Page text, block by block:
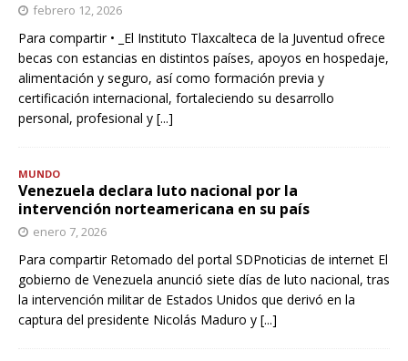
febrero 12, 2026
Para compartir • _El Instituto Tlaxcalteca de la Juventud ofrece
becas con estancias en distintos países, apoyos en hospedaje,
alimentación y seguro, así como formación previa y
certificación internacional, fortaleciendo su desarrollo
personal, profesional y [...]
MUNDO
Venezuela declara luto nacional por la
intervención norteamericana en su país
enero 7, 2026
Para compartir Retomado del portal SDPnoticias de internet El
gobierno de Venezuela anunció siete días de luto nacional, tras
la intervención militar de Estados Unidos que derivó en la
captura del presidente Nicolás Maduro y [...]